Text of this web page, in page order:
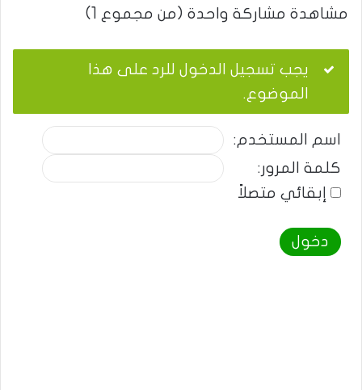
مشاهدة مشاركة واحدة (من مجموع 1)
يجب تسجيل الدخول للرد على هذا
الموضوع.
اسم المستخدم:
كلمة المرور:
إبقائي متصلاً
دخول